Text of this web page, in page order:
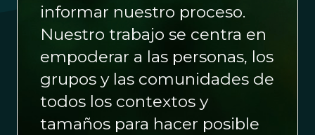
informar nuestro proceso.
Nuestro trabajo se centra en
empoderar a las personas, los
grupos y las comunidades de
todos los contextos y
tamaños para hacer posible